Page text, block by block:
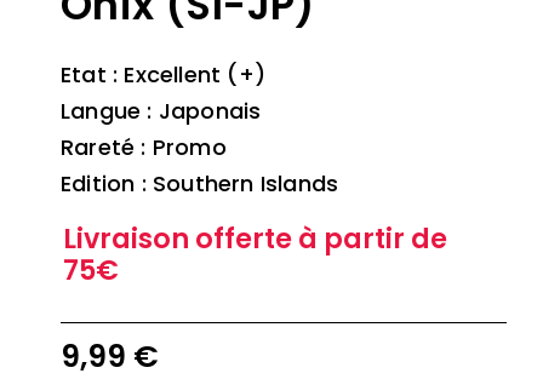
Etat : Excellent (+)
Langue : Japonais
Rareté : Promo
Edition : Southern Islands
Livraison offerte à partir de
75€
9,99 €